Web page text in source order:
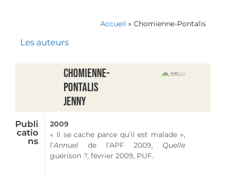
Accueil » Chomienne-Pontalis
Les auteurs
Chomienne-
Pontalis
Jenny
Publi
catio
ns
2009
« Il se cache parce qu’il est malade »,
l’Annuel de l’APF 2009, Quelle
guérison ?, février 2009, PUF.